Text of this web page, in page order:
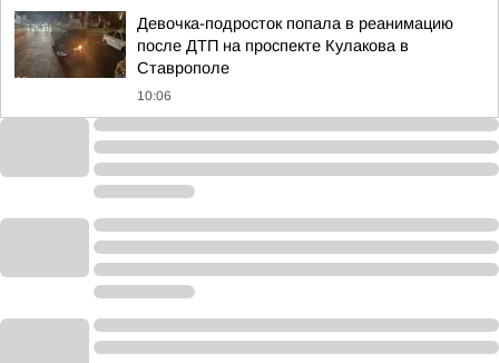
Девочка-подросток попала в реанимацию
после ДТП на проспекте Кулакова в
Ставрополе
10:06